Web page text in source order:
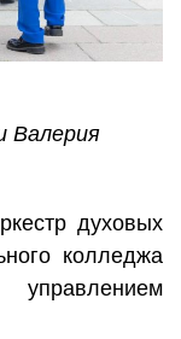
Валерия
духовых
колледжа